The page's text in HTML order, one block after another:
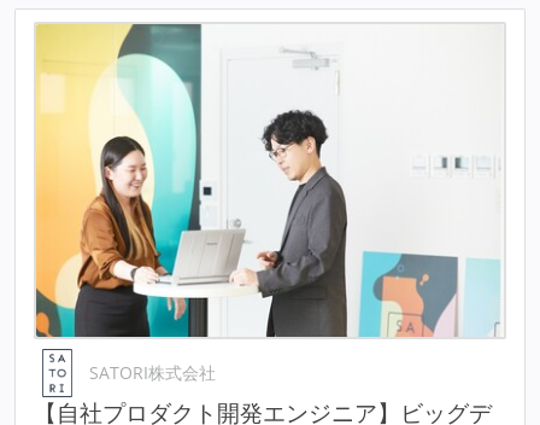
SATORI株式会社
【自社プロダクト開発エンジニア】ビッグデ